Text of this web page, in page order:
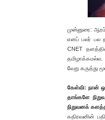
முன்னுரை:
எனப் பலர் பல
CNET
தமிழாக்கமல்ல.
வேறு கருத்து
கேள்வி: நான்
தாங்களே
நிறுவனக்
கதிரவனின்